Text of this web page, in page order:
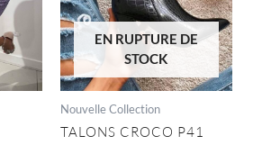
peuvent
choisies
sur
la
EN RUPTURE DE
STOCK
Nouvelle Collection
TALONS CROCO P41